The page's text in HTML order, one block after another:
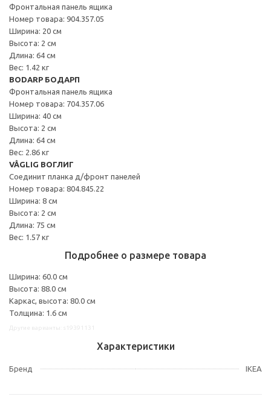
Фронтальная панель ящика
Номер товара: 904.357.05
Ширина: 20 см
Высота: 2 см
Длина: 64 см
Вес: 1.42 кг
BODARP БОДАРП
Фронтальная панель ящика
Номер товара: 704.357.06
Ширина: 40 см
Высота: 2 см
Длина: 64 см
Вес: 2.86 кг
VÅGLIG ВОГЛИГ
Соединит планка д/фронт панелей
Номер товара: 804.845.22
Ширина: 8 см
Высота: 2 см
Длина: 75 см
Вес: 1.57 кг
Подробнее о размере товара
Ширина: 60.0 см
Высота: 88.0 см
Каркас, высота: 80.0 см
Толщина: 1.6 см
Характеристики
Бренд IKEA